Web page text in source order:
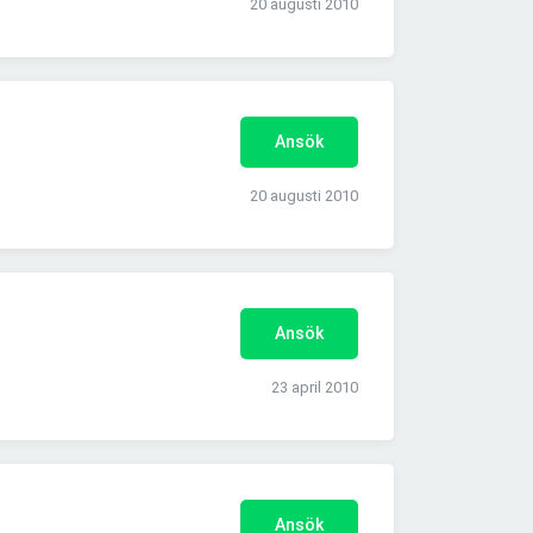
20 augusti 2010
Ansök
20 augusti 2010
Ansök
23 april 2010
Ansök